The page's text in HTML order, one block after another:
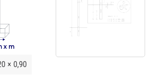
x m
× 0,90